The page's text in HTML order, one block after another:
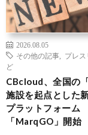
2026.08.05
その他の記事
プレス
ど
CBcloud、全国の
施設を起点とした
プラットフォーム
「MarqGO」開始